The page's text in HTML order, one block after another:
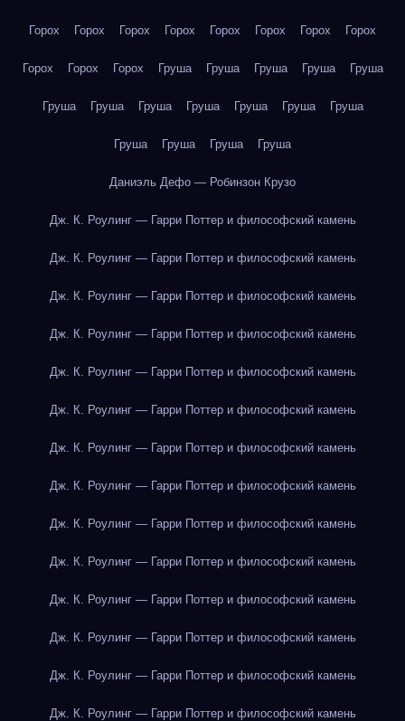
Горох Горох Горох Горох Горох Горох Горох Горох
Горох Горох Горох Груша Груша Груша Груша Груша
Груша Груша Груша Груша Груша Груша Груша
Груша Груша Груша Груша
Даниэль Дефо — Робинзон Крузо
Дж. К. Роулинг — Гарри Поттер и философский камень
Дж. К. Роулинг — Гарри Поттер и философский камень
Дж. К. Роулинг — Гарри Поттер и философский камень
Дж. К. Роулинг — Гарри Поттер и философский камень
Дж. К. Роулинг — Гарри Поттер и философский камень
Дж. К. Роулинг — Гарри Поттер и философский камень
Дж. К. Роулинг — Гарри Поттер и философский камень
Дж. К. Роулинг — Гарри Поттер и философский камень
Дж. К. Роулинг — Гарри Поттер и философский камень
Дж. К. Роулинг — Гарри Поттер и философский камень
Дж. К. Роулинг — Гарри Поттер и философский камень
Дж. К. Роулинг — Гарри Поттер и философский камень
Дж. К. Роулинг — Гарри Поттер и философский камень
Дж. К. Роулинг — Гарри Поттер и философский камень